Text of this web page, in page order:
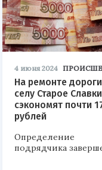
4 июня 2024
На ремонте
селу Старое
сэкономят почти
рублей
Определение
подрядчика